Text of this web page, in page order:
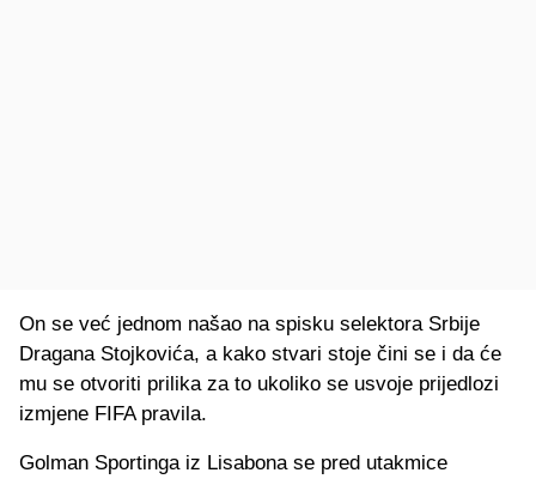
On se već jednom našao na spisku selektora Srbije
Dragana Stojkovića, a kako stvari stoje čini se i da će
mu se otvoriti prilika za to ukoliko se usvoje prijedlozi
izmjene FIFA pravila.
Golman Sportinga iz Lisabona se pred utakmice